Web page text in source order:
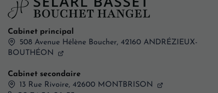
Cabinet principal
508 Avenue Hélène Boucher, 42160 ANDRÉZIEUX-
BOUTHÉON
Cabinet secondaire
13 Rue Rivoire, 42600 MONTBRISON